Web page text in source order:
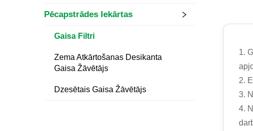
Pēcapstrādes Iekārtas
Gaisa Filtri
Zema Atkārtošanas Desikanta
Gaisa Žāvētājs
Dzesētais Gaisa Žāvētājs
1.
2.
3.
4.